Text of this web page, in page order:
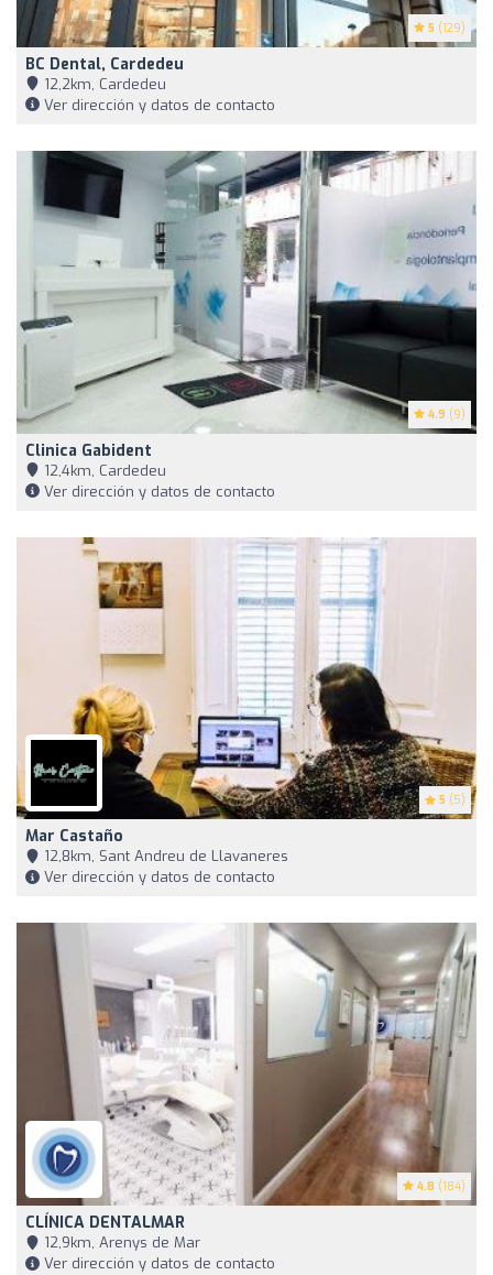
5 (129)
BC Dental, Cardedeu
12,2km, Cardedeu
Ver dirección y datos de contacto
4.9 (9)
Clinica Gabident
12,4km, Cardedeu
Ver dirección y datos de contacto
5 (5)
Mar Castaño
12,8km, Sant Andreu de Llavaneres
Ver dirección y datos de contacto
4.8 (184)
CLÍNICA DENTALMAR
12,9km, Arenys de Mar
Ver dirección y datos de contacto